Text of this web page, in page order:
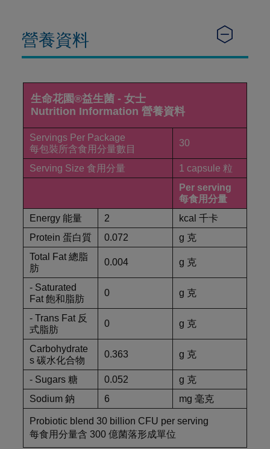
營養資料
生命花園®益生菌 - 女士
Nutrition Information 營養資料
Servings Per Package
每包裝所含食用分量數目
30
Serving Size 食用分量
1 capsule 粒
Per serving
每食用分量
Energy 能量
2
kcal 千卡
Protein 蛋白質
0.072
g 克
Total Fat 總脂
肪
0.004 g 克
- Saturated
Fat 飽和脂肪
0 g 克
- Trans Fat 反
式脂肪
0 g 克
Carbohydrate
s 碳水化合物
0.363 g 克
- Sugars 糖 0.052
g 克
Sodium 鈉
6 mg 毫克
Probiotic blend 30 billion CFU per serving
每食用分量含 300 億菌落形成單位